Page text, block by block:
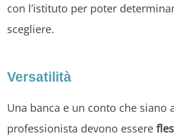
con l’istituto per poter
scegliere.
Versatilità
Una banca e un conto che siano
professionista devono essere